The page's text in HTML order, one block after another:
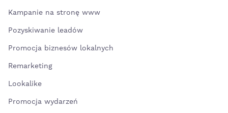
Kampanie na stronę www
Pozyskiwanie leadów
Promocja biznesów lokalnych
Remarketing
Lookalike
Promocja wydarzeń